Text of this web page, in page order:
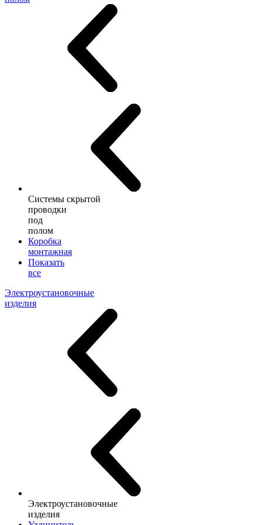
Системы скрытой
проводки
под
полом
Коробка
монтажная
Показать
все
Электроустановочные
изделия
Электроустановочные
изделия